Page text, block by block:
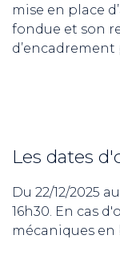
mise en place
fondue et son
Les dates
Du 22/12/2025
16h30. En cas
mécaniques en